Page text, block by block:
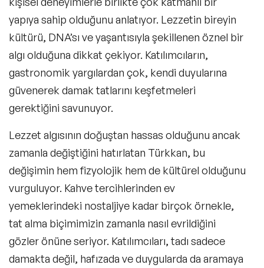
yapıya sahip olduğunu anlatıyor. Lezzetin bireyin
kültürü, DNA’sı ve yaşantısıyla şekillenen öznel bir
algı olduğuna dikkat çekiyor. Katılımcıların,
gastronomik yargılardan çok, kendi duyularına
güvenerek damak tatlarını keşfetmeleri
gerektiğini savunuyor.
Lezzet algısının doğuştan hassas olduğunu ancak
zamanla değiştiğini hatırlatan Türkkan, bu
değişimin hem fizyolojik hem de kültürel olduğunu
vurguluyor. Kahve tercihlerinden ev
yemeklerindeki nostaljiye kadar birçok örnekle,
tat alma biçimimizin zamanla nasıl evrildiğini
gözler önüne seriyor. Katılımcıları, tadı sadece
damakta değil, hafızada ve duygularda da aramaya